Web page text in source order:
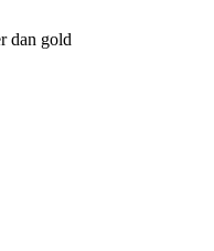
dan gold